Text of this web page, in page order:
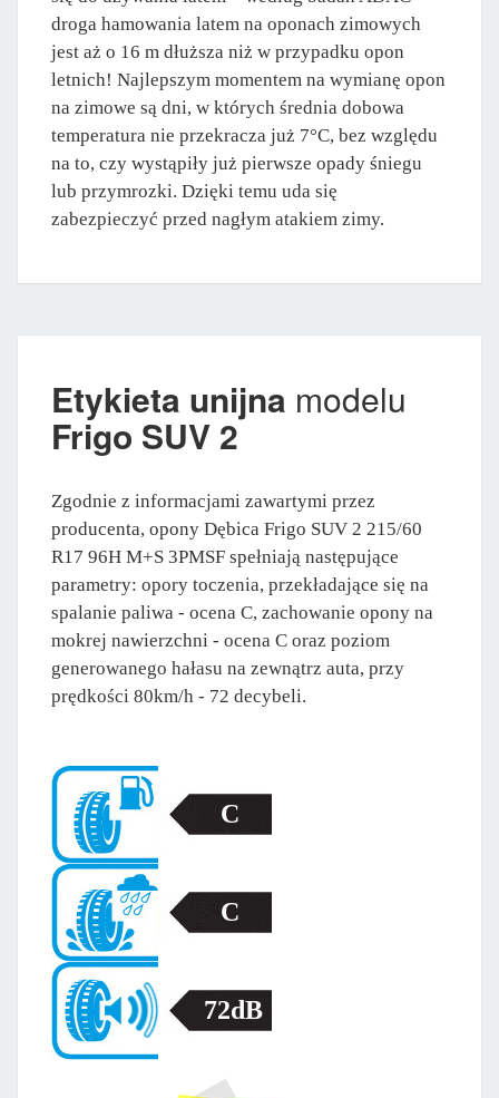
droga hamowania latem na oponach zimowych
jest aż o 16 m dłuższa niż w przypadku opon
letnich! Najlepszym momentem na wymianę opon
na zimowe są dni, w których średnia dobowa
temperatura nie przekracza już 7°C, bez względu
na to, czy wystąpiły już pierwsze opady śniegu
lub przymrozki. Dzięki temu uda się
zabezpieczyć przed nagłym atakiem zimy.
Etykieta unijna modelu
Frigo SUV 2
Zgodnie z informacjami zawartymi przez
producenta, opony Dębica Frigo SUV 2 215/60
R17 96H M+S 3PMSF spełniają następujące
parametry: opory toczenia, przekładające się na
spalanie paliwa - ocena C, zachowanie opony na
mokrej nawierzchni - ocena C oraz poziom
generowanego hałasu na zewnątrz auta, przy
prędkości 80km/h - 72 decybeli.
C
C
72dB